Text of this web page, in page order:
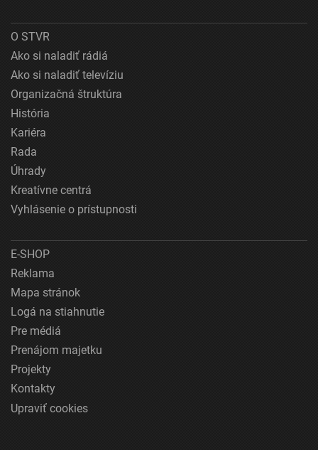
O STVR
Ako si naladiť rádiá
Ako si naladiť televíziu
Organizačná štruktúra
História
Kariéra
Rada
Úhrady
Kreatívne centrá
Vyhlásenie o prístupnosti
E-SHOP
Reklama
Mapa stránok
Logá na stiahnutie
Pre médiá
Prenájom majetku
Projekty
Kontakty
Upraviť cookies